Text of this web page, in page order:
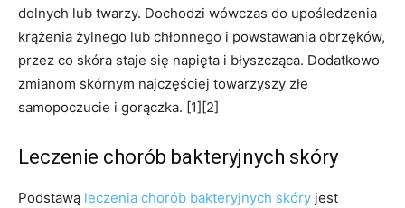
dolnych lub twarzy. Dochodzi wówczas do upośledzenia
krążenia żylnego lub chłonnego i powstawania obrzęków,
przez co skóra staje się napięta i błyszcząca. Dodatkowo
zmianom skórnym najczęściej towarzyszy złe
samopoczucie i gorączka. [1][2]
Leczenie chorób bakteryjnych skóry
Podstawą leczenia chorób bakteryjnych skóry jest